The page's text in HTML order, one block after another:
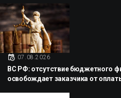
07.08.2026
ВС РФ: отсутствие бюджетного
освобождает заказчика от